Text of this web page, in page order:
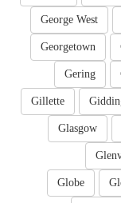
George West
Georgetown
Gering
Gillette
Glasgow
Globe